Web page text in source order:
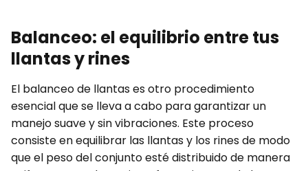
Balanceo: el equilibrio entre tus
llantas y rines
El balanceo de llantas es otro procedimiento
esencial que se lleva a cabo para garantizar un
manejo suave y sin vibraciones. Este proceso
consiste en equilibrar las llantas y los rines de modo
que el peso del conjunto esté distribuido de manera